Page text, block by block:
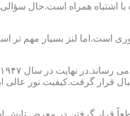
با اشتباه همراه است.حال
است.اما لنز بسیار مهم تر
گرفت.کیفیت نور عالی